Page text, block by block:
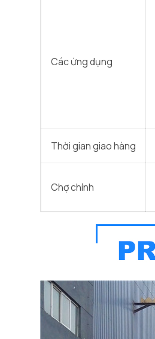
Các ứng dụng
Thời gian giao hàng
Chợ chính